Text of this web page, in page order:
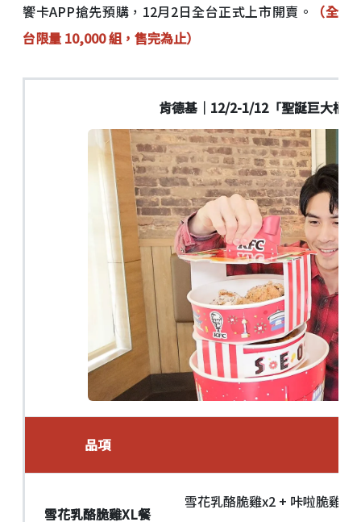
饗卡APP搶先預購，12月2日全台正式上市開賣。
（全
台限量 10,000 組，售完為止）
肯德基｜12/2-1/12「聖誕巨大桶
品項
雪花乳酪脆雞XL餐
雪花乳酪脆雞x2 + 咔啦脆雞